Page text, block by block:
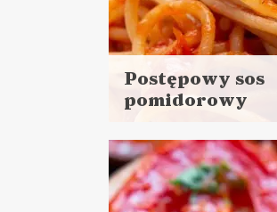
Postępowy sos
pomidorowy
więcej
Czas przygotowania: